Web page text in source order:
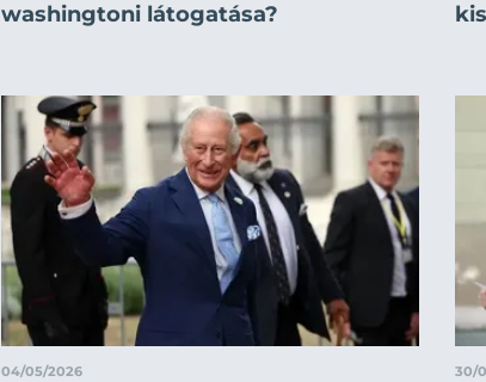
washingtoni látogatása?
04/05/2026 30/